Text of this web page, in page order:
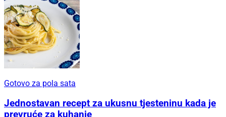
Gotovo za pola sata
Jednostavan recept za ukusnu tjesteninu kada je
prevruće za kuhanje